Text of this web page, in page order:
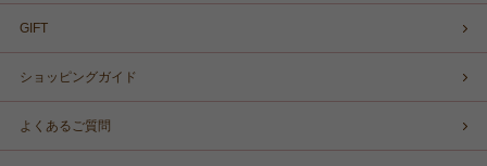
GIFT
ショッピングガイド
よくあるご質問